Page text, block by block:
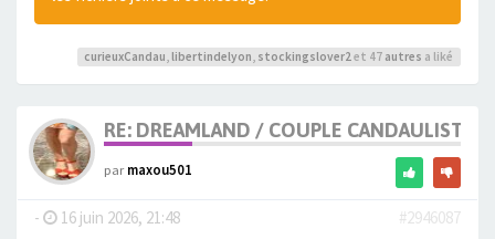
curieuxCandau libertindelyon stockingslover2 et 47 autres a liké
RE: DREAMLAND / COUPLE CANDAULISTE
parmaxou501
- 16 juin 2026, 21:48
#2946087